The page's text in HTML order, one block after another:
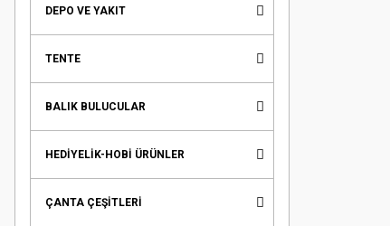
DEPO VE YAKIT
TENTE
BALIK BULUCULAR
HEDİYELİK-HOBİ ÜRÜNLER
ÇANTA ÇEŞİTLERİ